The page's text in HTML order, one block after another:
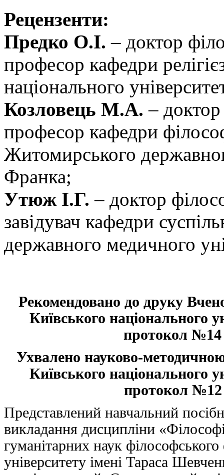
Рецензенти:
Предко О.І. – доктор
професор кафедри
національного
Козловець М.А. –
професор кафедри
Житомирського
Франка;
Утюж І.Г. – доктор
завідувач кафедри
державного медичного
Рекомендовано до друку
Київського національного
протокол №14
Ухвалено науково-
Київського національного
протокол №12
Представлений навчальний
викладання дисципліни
гуманітарних наук
університету імені Тараса